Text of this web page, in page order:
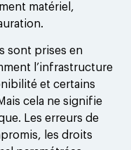
matériel,
sont prises en
l’infrastructure
et certains
cela ne signifie
Les erreurs de
les droits